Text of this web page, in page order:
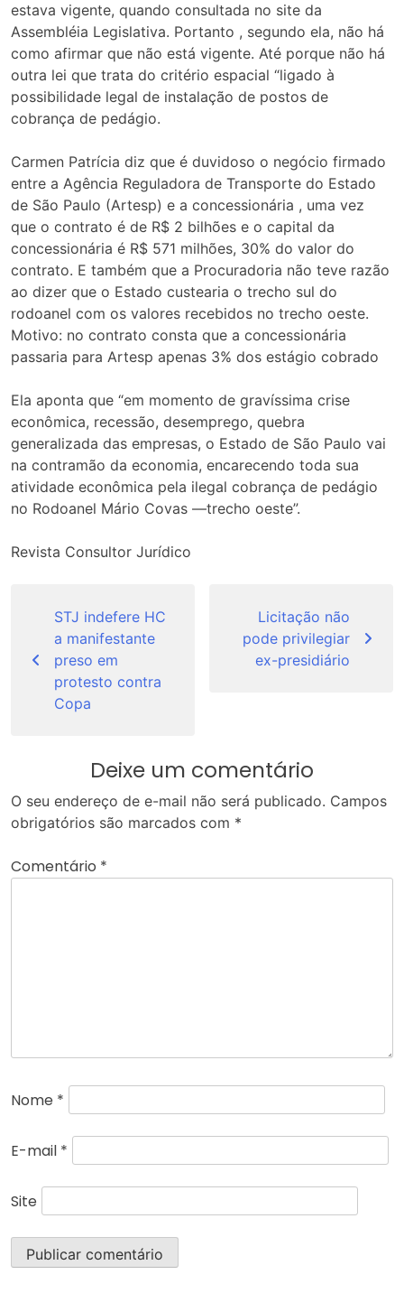
estava vigente, quando consultada no site da
Assembléia Legislativa. Portanto , segundo ela, não há
como afirmar que não está vigente. Até porque não há
outra lei que trata do critério espacial “ligado à
possibilidade legal de instalação de postos de
cobrança de pedágio.
Carmen Patrícia diz que é duvidoso o negócio firmado
entre a Agência Reguladora de Transporte do Estado
de São Paulo (Artesp) e a concessionária , uma vez
que o contrato é de R$ 2 bilhões e o capital da
concessionária é R$ 571 milhões, 30% do valor do
contrato. E também que a Procuradoria não teve razão
ao dizer que o Estado custearia o trecho sul do
rodoanel com os valores recebidos no trecho oeste.
Motivo: no contrato consta que a concessionária
passaria para Artesp apenas 3% dos estágio cobrado
Ela aponta que “em momento de gravíssima crise
econômica, recessão, desemprego, quebra
generalizada das empresas, o Estado de São Paulo vai
na contramão da economia, encarecendo toda sua
atividade econômica pela ilegal cobrança de pedágio
no Rodoanel Mário Covas —trecho oeste”.
Revista Consultor Jurídico
Post
STJ indefere HC
a manifestante
preso em
protesto contra
Copa
Licitação não
pode privilegiar
ex-presidiário
Deixe um comentário
O seu endereço de e-mail não será publicado. Campos
obrigatórios são marcados com *
Comentário *
Nome *
E-mail *
Site